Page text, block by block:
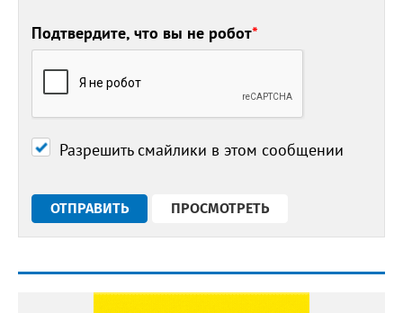
Подтвердите, что вы не робот*
Разрешить смайлики в этом сообщении